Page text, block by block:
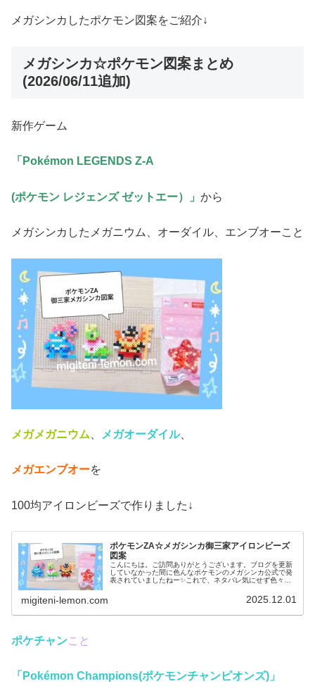
メガシンカしたポケモン図案をご紹介↓
メガシンカ☆ポケモン図案まとめ
(2026/06/11追加)
新作ゲーム
「Pokémon LEGENDS Z-A
(ポケモン レジェンズ ゼットエー）」 から
メガシンカしたメガニウム、オーダイル、エンブオーこと
メガメガニウム メガオーダイル、
メガエンブオーを
100均アイロンビーズで作りました↓
ポケモンZA☆メガシンカ御三家アイロンビーズ
図案
こんにちは。ご訪問ありがとうございます。ブログを更新
していなかった間に色んなポケモンのメガシンカ公式で発
表されていましたねー✨️これで、ネタバレ気にせず色々、
migiteni-lemon.com 2025.12.01
ポケチャンこと
「Pokémon Champions(ポケモンチャンピオンズ)」